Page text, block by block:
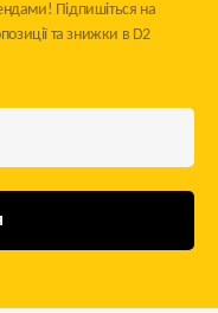
Підпишіться на
та знижки в D2